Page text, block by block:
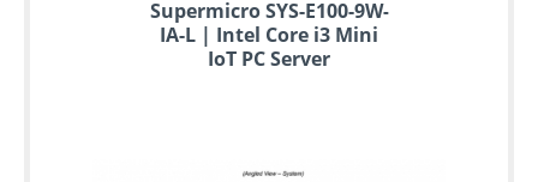
Supermicro SYS-E100-9W-
IA-L | Intel Core i3 Mini
IoT PC Server